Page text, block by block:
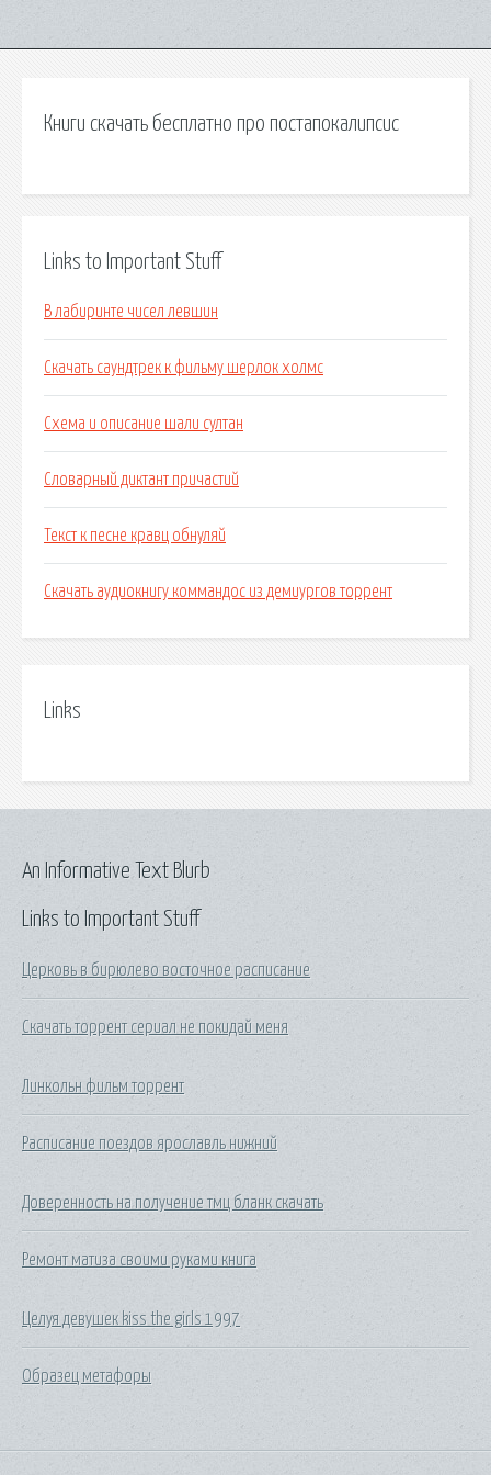
Книги скачать бесплатно про постапокалипсис
Links to Important Stuff
В лабиринте чисел левшин
Скачать саундтрек к фильму шерлок холмс
Схема и описание шали султан
Словарный диктант причастий
Текст к песне кравц обнуляй
Скачать аудиокнигу коммандос из демиургов торрент
Links
Links to Important Stuff
Церковь в бирюлево восточное расписание
Скачать торрент сериал не покидай меня
Линкольн фильм торрент
Расписание поездов ярославль нижний
Доверенность на получение тмц бланк скачать
Ремонт матиза своими руками книга
Целуя девушек kiss the girls 1997
Образец метафоры
An Informative Text Blurb